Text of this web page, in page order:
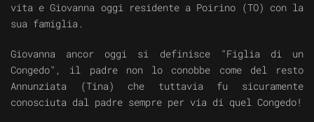
vita e Giovanna oggi residente a Poirino (TO) con la
sua famiglia.
Giovanna ancor oggi si definisce "Figlia di un
Congedo", il padre non lo conobbe come del resto
Annunziata (Tina) che tuttavia fu sicuramente
conosciuta dal padre sempre per via di quel Congedo!